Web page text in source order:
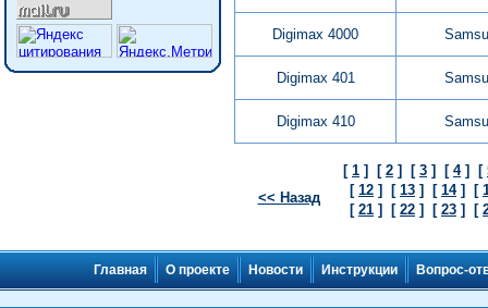
Digimax 4000
Digimax 401
Digimax 410
<< Назад
[ 1 ] [ 2 ] [ 3 ] [ 4] [
[ 12 ] [ 13 ] [ 14] [
[ 21 ] [ 22 ] [ 23 ] [
Главная О проекте Новости Инструкции Вопрос-